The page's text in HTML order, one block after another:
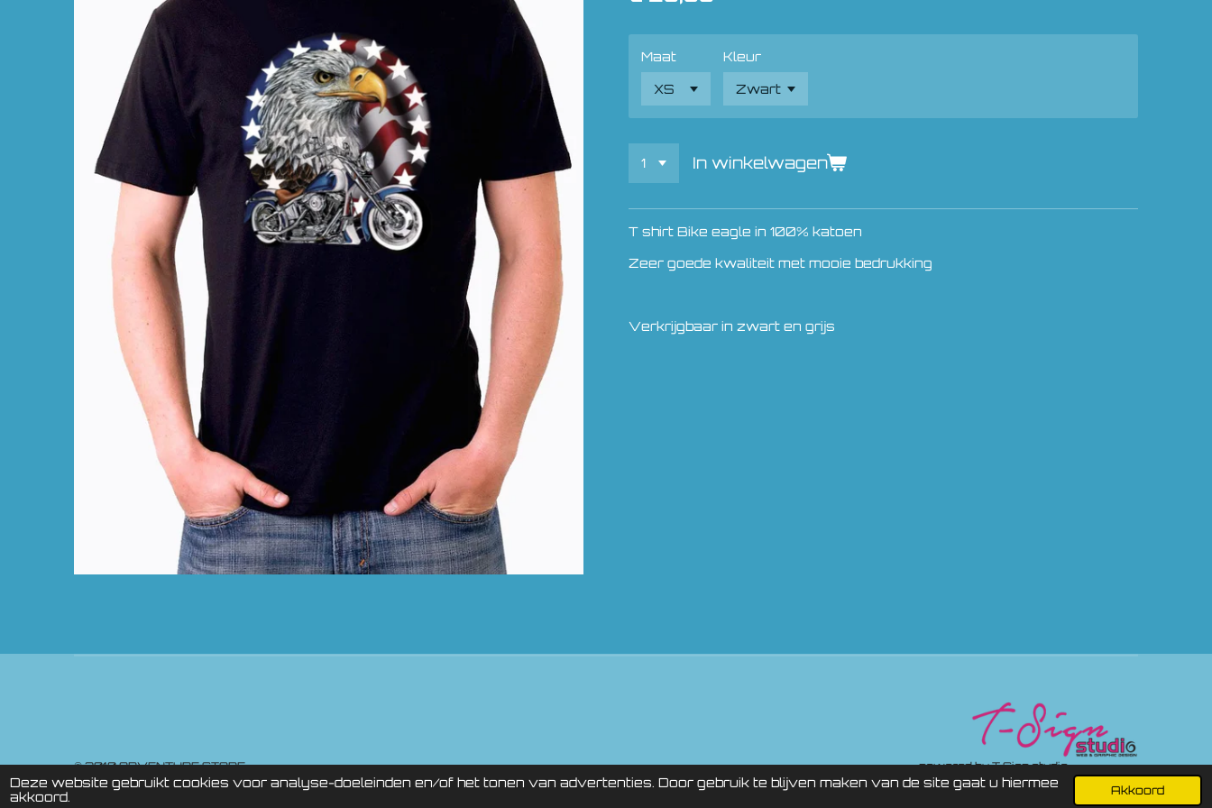
Deze website gebruikt cookies voor analyse-doeleinden en/of het tonen van advertenties. Door gebruik te blijven maken van de site gaat u hiermee
akkoord.
Akkoord
Maat Kleur
In winkelwagen
T shirt Bike eagle in 100% katoen
Zeer goede kwaliteit met mooie bedrukking
Verkrijgbaar in zwart en grijs
© 2010 ADVENTURE STORE powered byT Sign studio